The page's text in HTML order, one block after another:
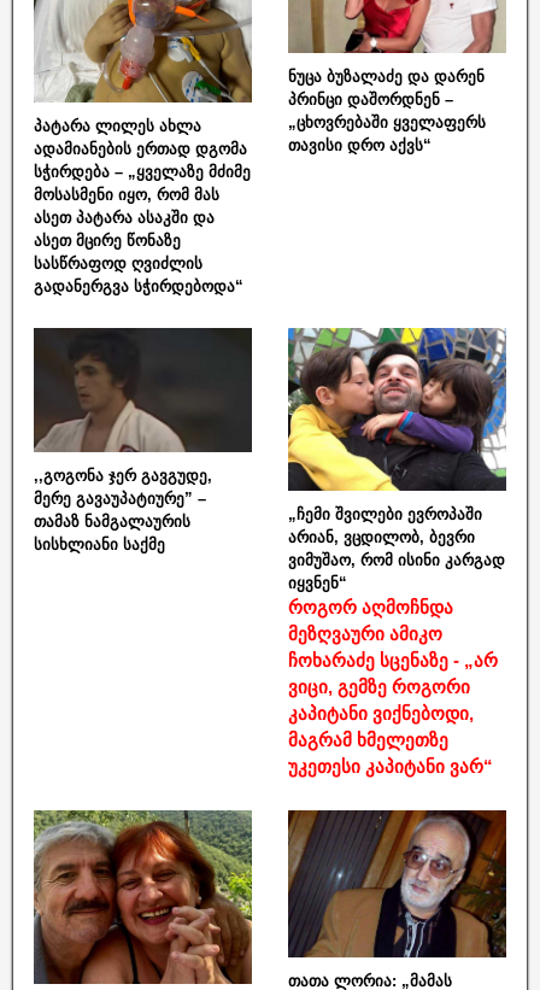
პატარა ლილეს ახლა
ადამიანების ერთად დგომა
სჭირდება – „ყველაზე მძიმე
მოსასმენი იყო, რომ მას
ასეთ პატარა ასაკში და
ასეთ მცირე წონაზე
სასწრაფოდ ღვიძლის
გადანერგვა სჭირდებოდა“
ნუცა ბუზალაძე და დარენ
პრინცი დაშორდნენ –
„ცხოვრებაში ყველაფერს
თავისი დრო აქვს“
,,გოგონა ჯერ გავგუდე,
მერე გავაუპატიურე” –
თამაზ ნამგალაურის
სისხლიანი საქმე
„ჩემი შვილები ევროპაში
არიან, ვცდილობ, ბევრი
ვიმუშაო, რომ ისინი კარგად
იყვნენ“
როგორ აღმოჩნდა
მეზღვაური ამიკო
ჩოხარაძე სცენაზე - „არ
ვიცი, გემზე როგორი
კაპიტანი ვიქნებოდი,
მაგრამ ხმელეთზე
უკეთესი კაპიტანი ვარ“
თათა ლორია: „მამას